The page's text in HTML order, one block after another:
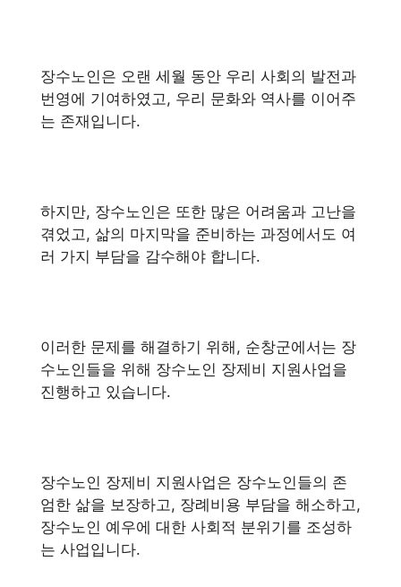
장수노인은 오랜 세월 동안 우리 사회의 발전과
번영에 기여하였고, 우리 문화와 역사를 이어주
는 존재입니다.
하지만, 장수노인은 또한 많은 어려움과 고난을
겪었고, 삶의 마지막을 준비하는 과정에서도 여
러 가지 부담을 감수해야 합니다.
이러한 문제를 해결하기 위해, 순창군에서는 장
수노인들을 위해 장수노인 장제비 지원사업을
진행하고 있습니다.
장수노인 장제비 지원사업은 장수노인들의 존
엄한 삶을 보장하고, 장례비용 부담을 해소하고,
장수노인 예우에 대한 사회적 분위기를 조성하
는 사업입니다.